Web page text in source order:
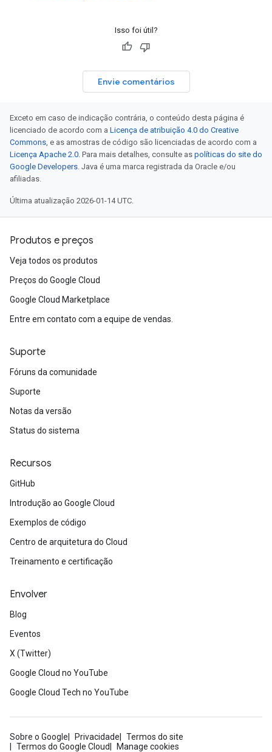
Isso foi útil?
Envie comentários
Exceto em caso de indicação contrária, o conteúdo desta página é
licenciado de acordo com a Licença de atribuição 4.0 do Creative
Commons, e as amostras de código são licenciadas de acordo com a
Licença Apache 2.0. Para mais detalhes, consulte as políticas do site do
Google Developers. Java é uma marca registrada da Oracle e/ou
afiliadas.
Última atualização 2026-01-14 UTC.
Produtos e preços
Veja todos os produtos
Preços do Google Cloud
Google Cloud Marketplace
Entre em contato com a equipe de vendas.
Suporte
Fóruns da comunidade
Suporte
Notas da versão
Status do sistema
Recursos
GitHub
Introdução ao Google Cloud
Exemplos de código
Centro de arquitetura do Cloud
Treinamento e certificação
Envolver
Blog
Eventos
X (Twitter)
Google Cloud no YouTube
Google Cloud Tech no YouTube
Sobre o Google Privacidade
Termos do site
Termos do Google Cloud
Manage cookies